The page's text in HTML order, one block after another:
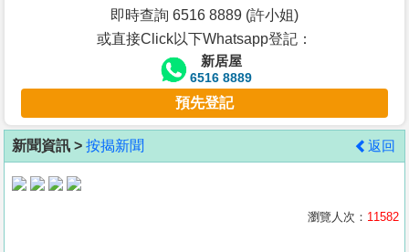
客
地
產
即時查詢 6516 8889 (許小姐)
或直接Click以下Whatsapp登記：
新居屋
6516 8889
預先登記
新聞資訊 > 按揭新聞 返回
瀏覽人次： 11582